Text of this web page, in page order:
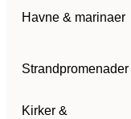
Havne & marinaer
Strandpromenader
Kirker &